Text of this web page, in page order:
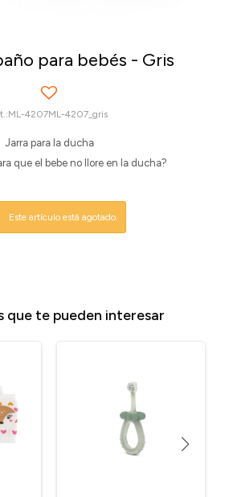
para bebés - Gris
ML-4207ML-4207_gris
Jarra para la ducha
que el bebe no llore en la ducha?
Este artículo está agotado.
que te pueden interesar